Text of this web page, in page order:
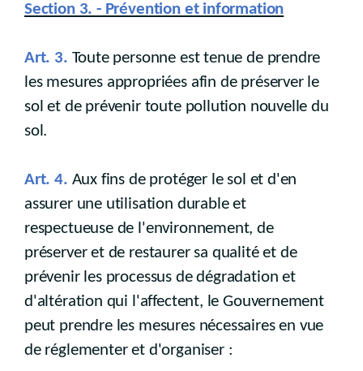
Section 3. - Prévention et information
Art. 3. Toute personne est tenue de prendre
les mesures appropriées afin de préserver le
sol et de prévenir toute pollution nouvelle du
sol.
Art. 4. Aux fins de protéger le sol et d'en
assurer une utilisation durable et
respectueuse de l'environnement, de
préserver et de restaurer sa qualité et de
prévenir les processus de dégradation et
d'altération qui l'affectent, le Gouvernement
peut prendre les mesures nécessaires en vue
de réglementer et d'organiser :